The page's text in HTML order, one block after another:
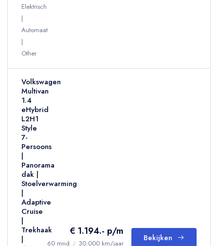
Elektrisch
Automaat
Other
Volkswagen
Multivan
1.4
eHybrid
L2H1
Style
7-
Persoons
|
Panorama
dak |
Stoelverwarming
|
Adaptive
Cruise
|
Trekhaak
|
€ 1.194.- p/m
60 mnd / 30.000 km/jaar
Bekijken